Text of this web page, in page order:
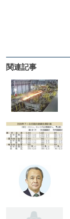
関連記事